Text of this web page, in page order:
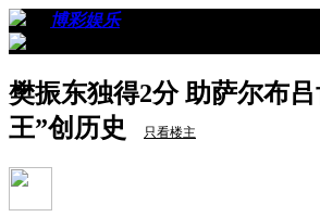
博彩娱乐
樊振东独得2分 助萨尔布
王”创历史
只看楼主